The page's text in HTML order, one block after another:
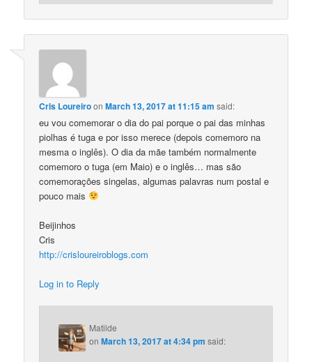
Cris LoureiroonMarch 13, 2017 at 11:15 am said:
eu vou comemorar o dia do pai porque o pai das minhas
piolhas é tuga e por isso merece (depois comemoro na
mesma o inglês). O dia da mãe também normalmente
comemoro o tuga (em Maio) e o inglês… mas são
comemorações singelas, algumas palavras num postal e
pouco mais
Beijinhos
Cris
http://crisloureiroblogs.com
Log in to Reply
Matilde
onMarch 13, 2017 at 4:34 pm said: